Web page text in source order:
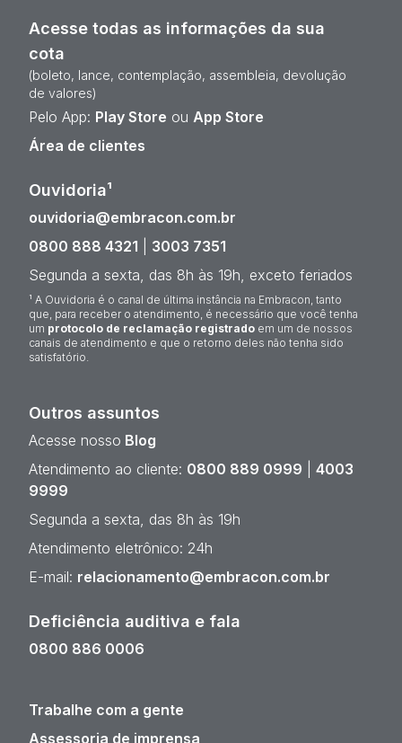
Acesse todas as informações da sua
cota
(boleto, lance, contemplação, assembleia, devolução
de valores)
Pelo App: Play Store ou App Store
Área de clientes
Ouvidoria¹
ouvidoria@embracon.com.br
0800 888 4321
3003 7351
Segunda a sexta, das 8h às 19h, exceto feriados
¹ A Ouvidoria é o canal de última instância na Embracon, tanto
que, para receber o atendimento, é necessário que você tenha
um protocolo de reclamação registrado em um de nossos
canais de atendimento e que o retorno deles não tenha sido
satisfatório.
Outros assuntos
Acesse nosso Blog
Atendimento ao cliente: 0800 889 0999
4003
9999
Segunda a sexta, das 8h às 19h
Atendimento eletrônico: 24h
E-mail: relacionamento@embracon.com.br
Deficiência auditiva e fala
0800 886 0006
Trabalhe com a gente
Assessoria de imprensa